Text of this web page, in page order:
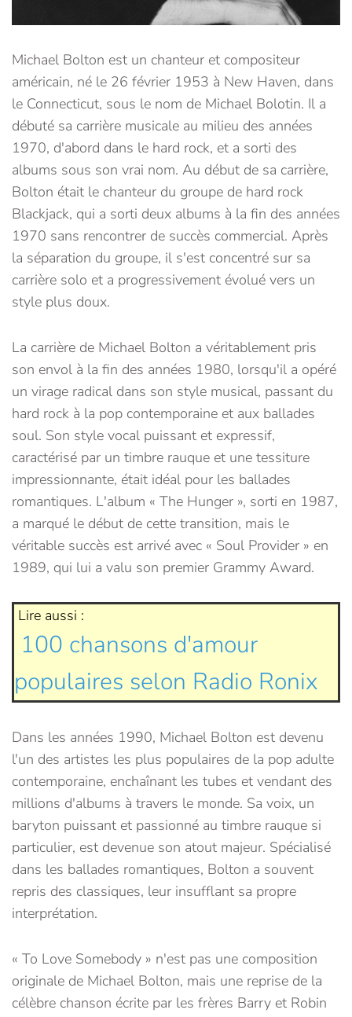
Michael Bolton est un chanteur et compositeur
américain, né le 26 février 1953 à New Haven, dans
le Connecticut, sous le nom de Michael Bolotin. Il a
débuté sa carrière musicale au milieu des années
1970, d'abord dans le hard rock, et a sorti des
albums sous son vrai nom. Au début de sa carrière,
Bolton était le chanteur du groupe de hard rock
Blackjack, qui a sorti deux albums à la fin des années
1970 sans rencontrer de succès commercial. Après
la séparation du groupe, il s'est concentré sur sa
carrière solo et a progressivement évolué vers un
style plus doux.
La carrière de Michael Bolton a véritablement pris
son envol à la fin des années 1980, lorsqu'il a opéré
un virage radical dans son style musical, passant du
hard rock à la pop contemporaine et aux ballades
soul. Son style vocal puissant et expressif,
caractérisé par un timbre rauque et une tessiture
impressionnante, était idéal pour les ballades
romantiques. L'album « The Hunger », sorti en 1987,
a marqué le début de cette transition, mais le
véritable succès est arrivé avec « Soul Provider » en
1989, qui lui a valu son premier Grammy Award.
Lire aussi :
100 chansons d'amour
populaires selon Radio Ronix
Dans les années 1990, Michael Bolton est devenu
l'un des artistes les plus populaires de la pop adulte
contemporaine, enchaînant les tubes et vendant des
millions d'albums à travers le monde. Sa voix, un
baryton puissant et passionné au timbre rauque si
particulier, est devenue son atout majeur. Spécialisé
dans les ballades romantiques, Bolton a souvent
repris des classiques, leur insufflant sa propre
interprétation.
« To Love Somebody » n'est pas une composition
originale de Michael Bolton, mais une reprise de la
célèbre chanson écrite par les frères Barry et Robin